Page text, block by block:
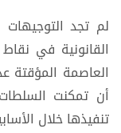
لم تجد التوجيهات
القانونية في
العاصمة المؤقتة
أن تمكنت
تنفيذها خلال